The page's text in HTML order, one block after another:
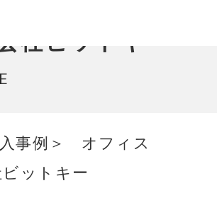
ュース
社ビットキー
事例
オフィス
ットキー